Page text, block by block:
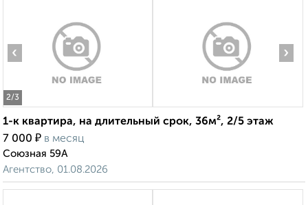
2/3
‹ ›
1-к квартира, на длительный срок, 36м², 2/5 этаж
7 000 ₽ в месяц
Союзная 59А
Агентство, 01.08.2026